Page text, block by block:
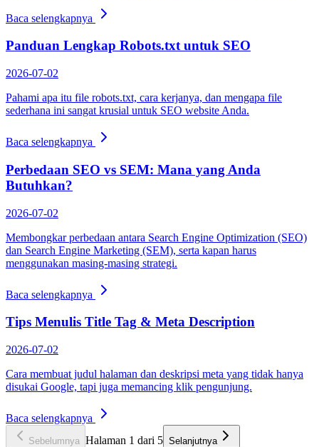
Baca selengkapnya
Panduan Lengkap Robots.txt untuk SEO
2026-07-02
Pahami apa itu file robots.txt, cara kerjanya, dan mengapa file
sederhana ini sangat krusial untuk SEO website Anda.
Baca selengkapnya
Perbedaan SEO vs SEM: Mana yang Anda
Butuhkan?
2026-07-02
Membongkar perbedaan antara Search Engine Optimization (SEO)
dan Search Engine Marketing (SEM), serta kapan harus
menggunakan masing-masing strategi.
Baca selengkapnya
Tips Menulis Title Tag & Meta Description
2026-07-02
Cara membuat judul halaman dan deskripsi meta yang tidak hanya
disukai Google, tapi juga memancing klik pengunjung.
Baca selengkapnya
Sebelumnya Halaman 1 dari 5 Selanjutnya